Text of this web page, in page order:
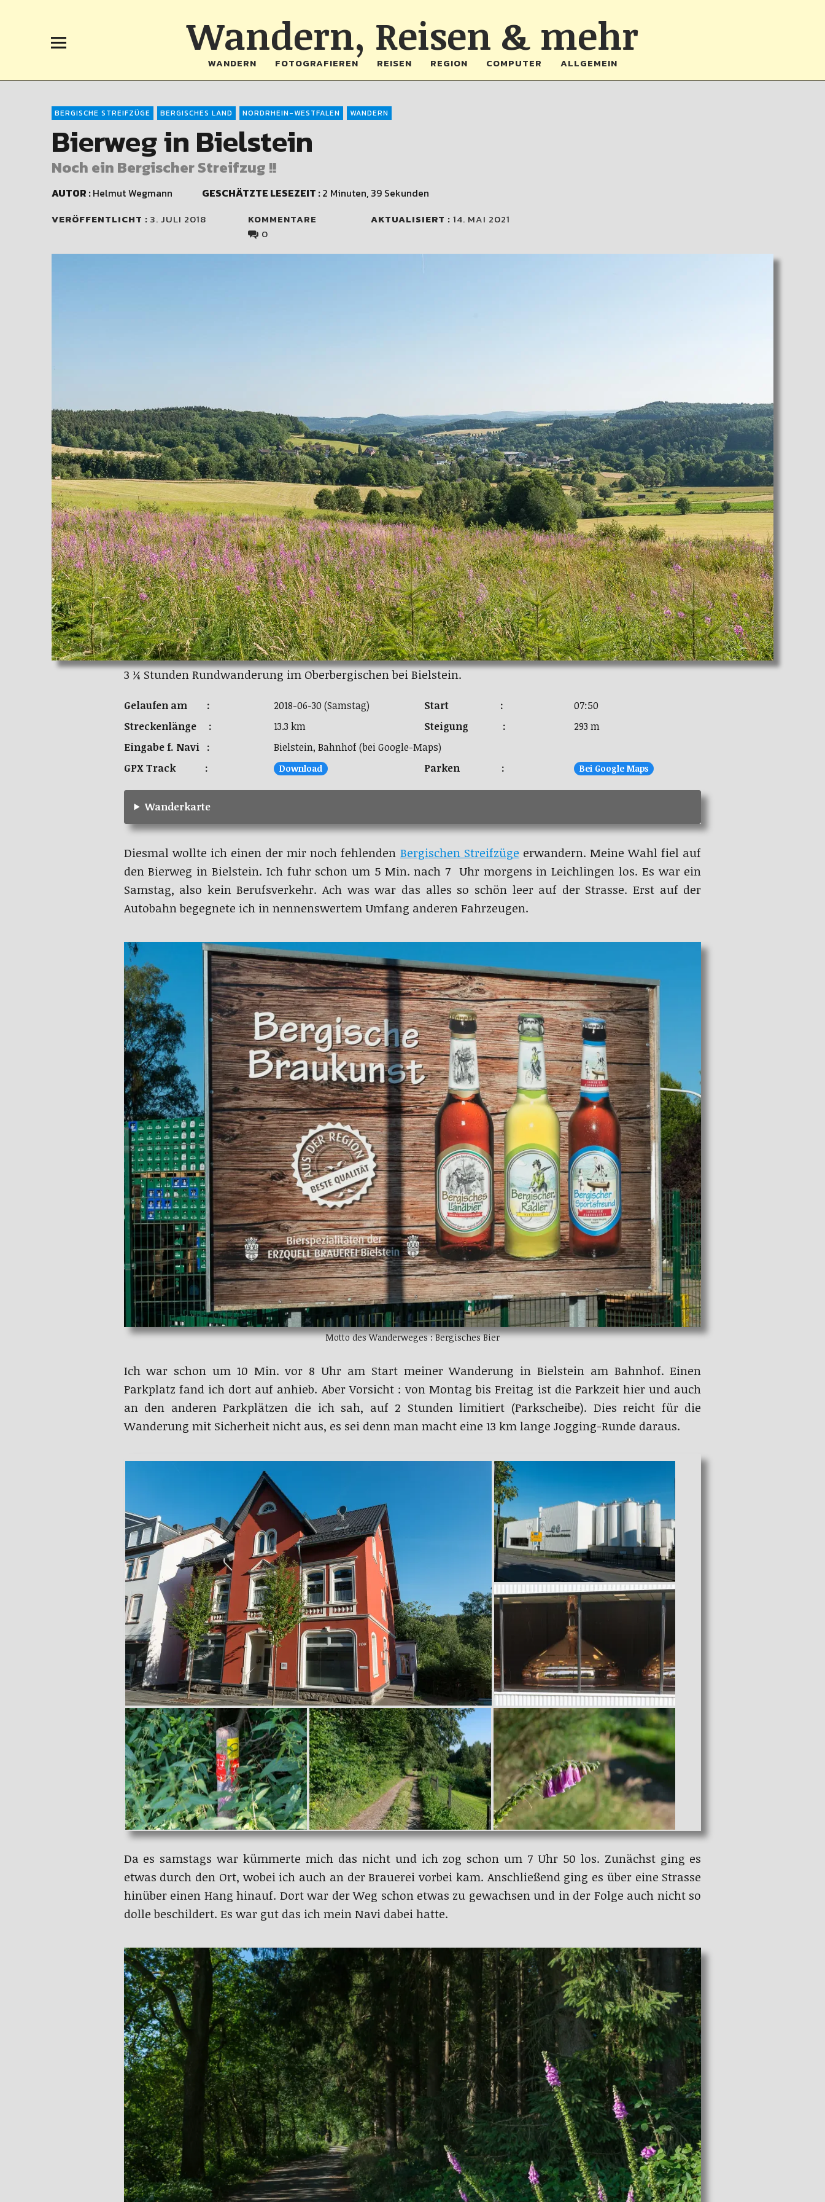
Wandern, Reisen & mehr
WANDERN FOTOGRAFIEREN REISEN REGION COMPUTER ALLGEMEIN
BERGISCHE STREIFZÜGE BERGISCHES LAND NORDRHEIN-WESTFALEN WANDERN
Bierweg in Bielstein
Noch ein Bergischer Streifzug !!
AUTOR :Helmut Wegmann GESCHÄTZTE LESEZEIT :2 Minuten, 39 Sekunden
VERÖFFENTLICHT : 3. JULI 2018
KOMMENTARE
0
AKTUALISIERT : 14. MAI 2021
3 ¼ Stunden Rundwanderung im Oberbergischen bei Bielstein.
Gelaufen am : 2018-06-30 (Samstag) Start :
07:50
Streckenlänge :
13.3 km Steigung :
293 m
Eingabe f. Navi :
Bielstein, Bahnhof (bei Google-Maps)
GPX Track :
Download Parken : Bei Google Maps
Wanderkarte
Diesmal wollte ich einen der mir noch fehlenden Bergischen Streifzüge erwandern. Meine Wahl fiel auf
den Bierweg in Bielstein. Ich fuhr schon um 5 Min. nach 7 Uhr morgens in Leichlingen los. Es war ein
Samstag, also kein Berufsverkehr. Ach was war das alles so schön leer auf der Strasse. Erst auf der
Autobahn begegnete ich in nennenswertem Umfang anderen Fahrzeugen.
Motto des Wanderweges : Bergisches Bier
Ich war schon um 10 Min. vor 8 Uhr am Start meiner Wanderung in Bielstein am Bahnhof. Einen
Parkplatz fand ich dort auf anhieb. Aber Vorsicht : von Montag bis Freitag ist die Parkzeit hier und auch
an den anderen Parkplätzen die ich sah, auf 2 Stunden limitiert (Parkscheibe). Dies reicht für die
Wanderung mit Sicherheit nicht aus, es sei denn man macht eine 13 km lange Jogging-Runde daraus.
Da es samstags war kümmerte mich das nicht und ich zog schon um 7 Uhr 50 los. Zunächst ging es
etwas durch den Ort, wobei ich auch an der Brauerei vorbei kam. Anschließend ging es über eine Strasse
hinüber einen Hang hinauf. Dort war der Weg schon etwas zu gewachsen und in der Folge auch nicht so
dolle beschildert. Es war gut das ich mein Navi dabei hatte.